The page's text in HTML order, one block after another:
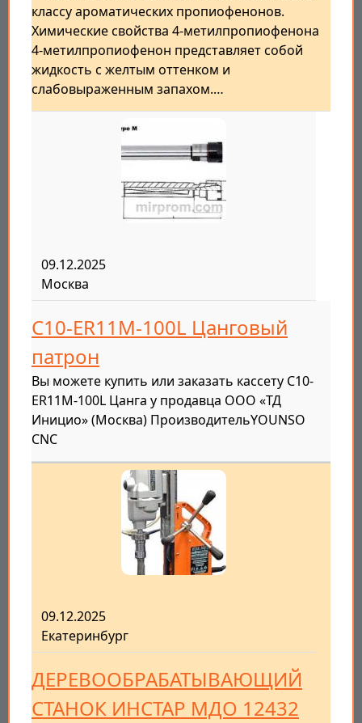
классу ароматических пропиофенонов.
Химические свойства 4-метилпропиофенона
4-метилпропиофенон представляет собой
жидкость с желтым оттенком и
слабовыраженным запахом.…
09.12.2025
Москва
C10-ER11M-100L Цанговый
патрон
Вы можете купить или заказать кассету C10-
ER11M-100L Цанга у продавца ООО «ТД
Иницио» (Москва) ПроизводительYOUNSO
CNC
09.12.2025
Екатеринбург
ДЕРЕВООБРАБАТЫВАЮЩИЙ
СТАНОК ИНСТАР МДО 12432